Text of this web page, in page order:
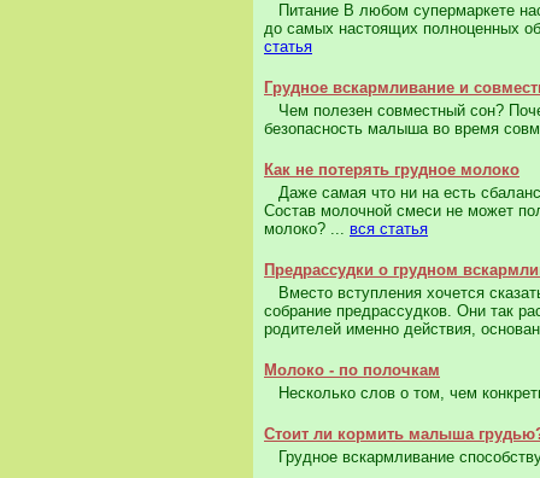
Питание В любом супермаркете
до самых настоящих полноценных
статья
Грудное вскармливание и
Чем полезен совместный сон?
безопасность малыша во время
Как не потерять грудное молоко
Даже самая что ни на есть
Cостав молочной смеси не может
молоко? ... вся статья
Предрассудки о грудном
Вместо вступления хочется
собрание предрассудков. Они так
родителей именно действия,
Молоко - по полочкам
Несколько слов о том, чем
Стоит ли кормить малыша
Грудное вскармливание